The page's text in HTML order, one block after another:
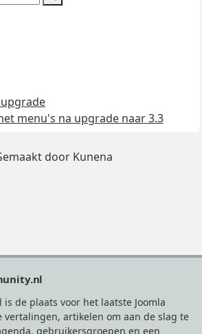
menu's na upgrade naar 3.3
door Kunena
is de plaats voor het laatste Joomla
vertalingen, artikelen om aan de slag te
gebruikersgroepen en een